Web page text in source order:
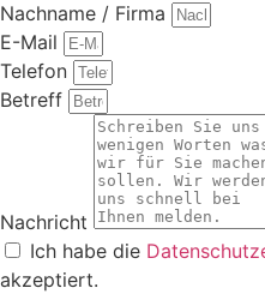
Nachname / Firma
E-Mail
Telefon
Betreff
Nachricht
Ich habe die
akzeptiert.